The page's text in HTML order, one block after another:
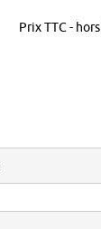
Prix TTC - hors